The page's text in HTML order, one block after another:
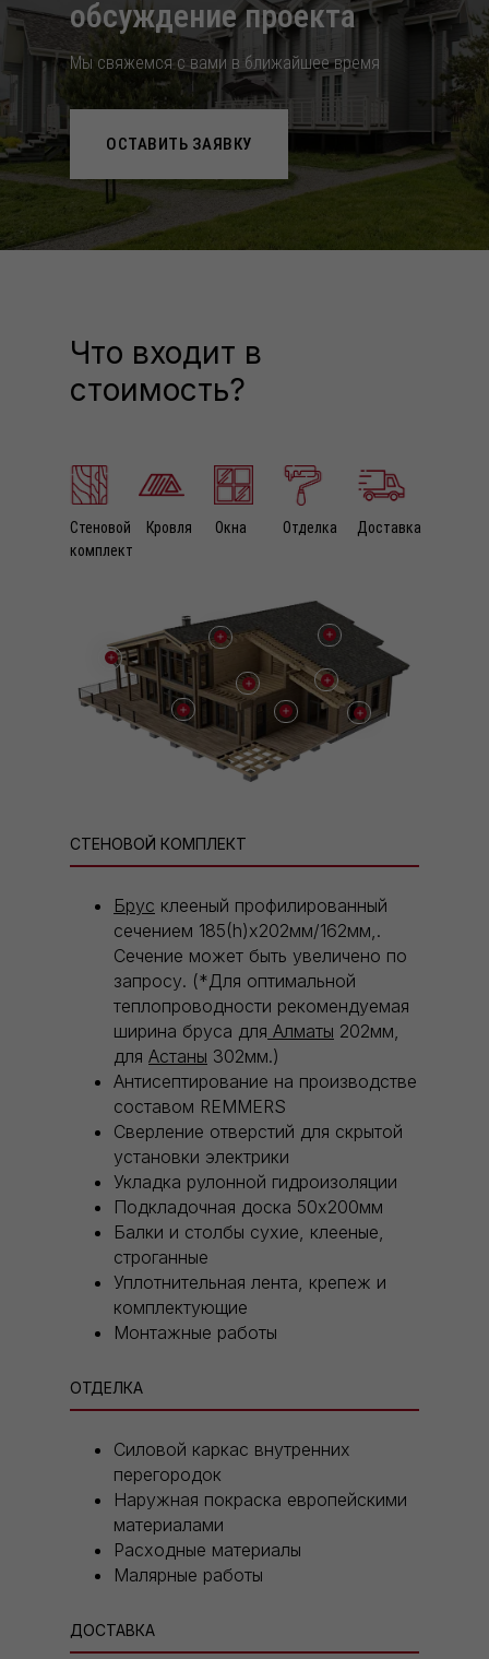
обcуждение проекта
Мы свяжемся с вами в ближайшее время
ОСТАВИТЬ ЗАЯВКУ
Что входит в
стоимость?
Кровля Отделка
Стеновой
комплект
Окна Доставка
СТЕНОВОЙ КОМПЛЕКТ
Брус клееный профилированный
сечением 185(h)х202мм/162мм,.
Сечение может быть увеличено по
запросу. (*Для оптимальной
теплопроводности рекомендуемая
ширина бруса для Алматы 202мм,
для Астаны 302мм.)
Антисептирование на производстве
составом REMMERS
Сверление отверстий для скрытой
установки электрики
Укладка рулонной гидроизоляции
Подкладочная доска 50х200мм
Балки и столбы сухие, клееные,
строганные
Уплотнительная лента, крепеж и
комплектующие
Монтажные работы
ОТДЕЛКА
Силовой каркас внутренних
перегородок
Наружная покраска европейскими
материалами
Расходные материалы
Малярные работы
ДОСТАВКА